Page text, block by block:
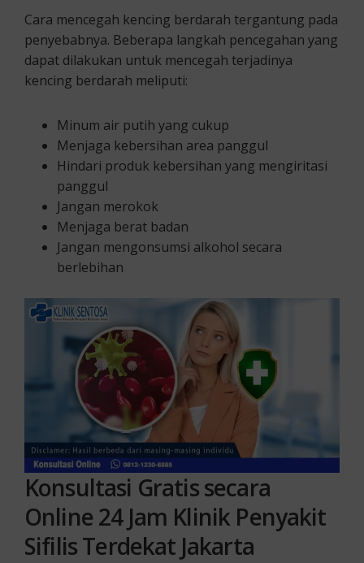
Cara mencegah kencing berdarah tergantung pada
penyebabnya. Beberapa langkah pencegahan yang
dapat dilakukan untuk mencegah terjadinya
kencing berdarah meliputi:
Minum air putih yang cukup
Menjaga kebersihan area panggul
Hindari produk kebersihan yang mengiritasi
panggul
Jangan merokok
Menjaga berat badan
Jangan mengonsumsi alkohol secara
berlebihan
Konsultasi Gratis secara
Online 24 Jam Klinik Penyakit
Sifilis Terdekat Jakarta